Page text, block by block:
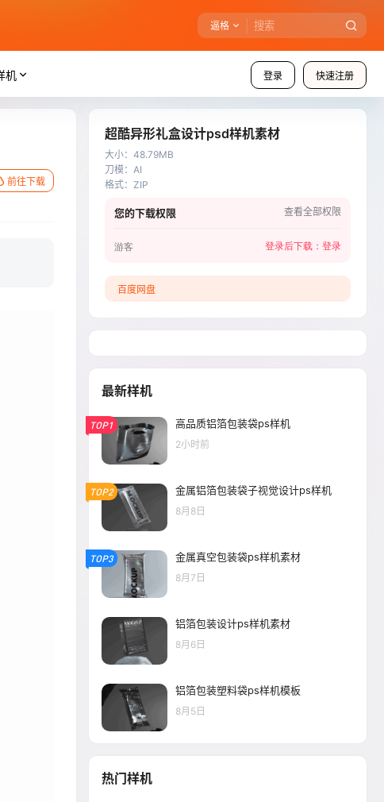
逼格
登录 快速注册
机
前往下载
超酷异形礼盒设计psd样机素材
大小： 48.79MB
刀模： AI
格式： ZIP
您的下载权限 查看全部权限
游客 登录后下载： 登录
百度网盘
最新样机
TOP1 高品质铝箔包装袋ps样机
2小时前
TOP2 金属铝箔包装袋子视觉设计ps样机
8月8日
TOP3 金属真空包装袋ps样机素材
8月7日
铝箔包装设计ps样机素材
8月6日
铝箔包装塑料袋ps样机模板
8月5日
热门样机